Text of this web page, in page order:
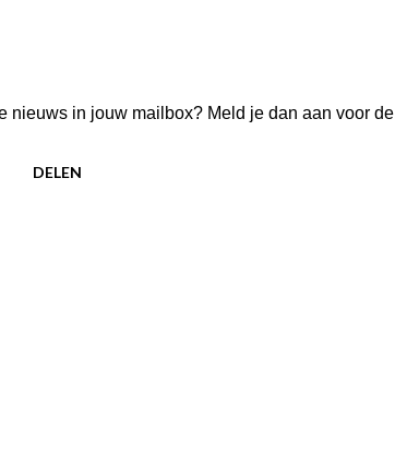
nieuws in jouw mailbox? Meld je dan aan voor de
DELEN